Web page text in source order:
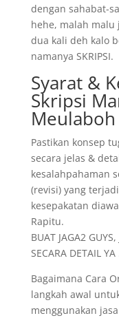
dengan sahabat-
hehe, malah malu
dua kali deh kalo
namanya SKRIPSI.
Syarat &
Skripsi
Meulaboh
Pastikan konsep
secara jelas &
kesalahpahaman
(revisi) yang
kesepakatan
Rapitu.
BUAT JAGA2
SECARA DETAIL
Bagaimana Cara
langkah awal
menggunakan